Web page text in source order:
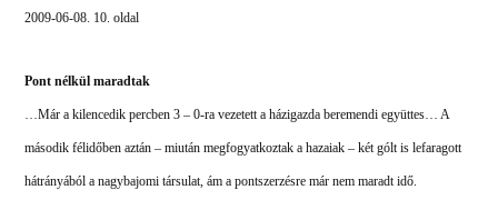
2009-06-08. 10. oldal
Pont nélkül maradtak
…Már a kilencedik percben 3 – 0-ra vezetett a házigazda beremendi együttes… A
második félidőben aztán – miután megfogyatkoztak a hazaiak – két gólt is lefaragott
hátrányából a nagybajomi társulat, ám a pontszerzésre már nem maradt idő.